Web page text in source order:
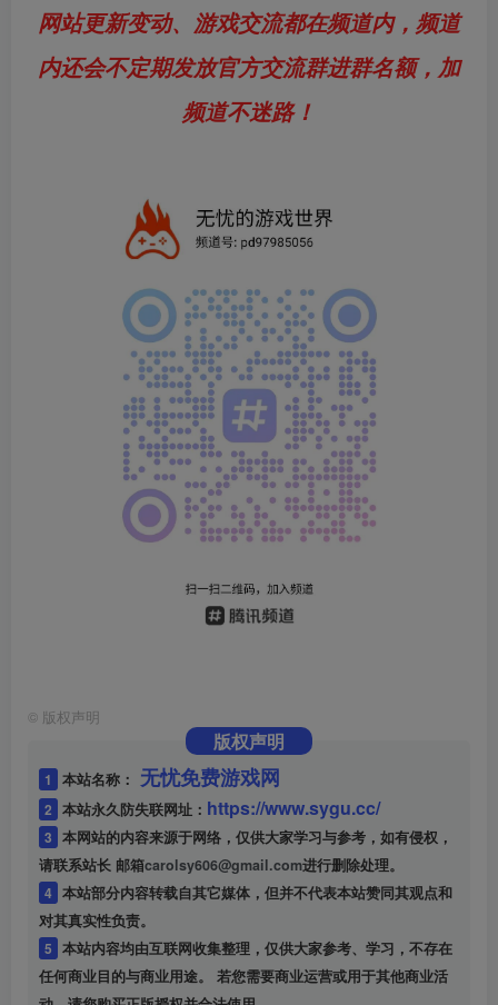
网站更新变动、游戏交流都在频道内，频道
内还会不定期发放官方交流群进群名额，加
频道不迷路！
© 版权声明
版权声明
1 本站名称： 无忧免费游戏网
2 本站永久防失联网址： https://www.sygu.cc/
3 本网站的内容来源于网络，仅供大家学习与参考，如有侵权，
请联系站长 邮箱carolsy606@gmail.com进行删除处理。
4 本站部分内容转载自其它媒体，但并不代表本站赞同其观点和
对其真实性负责。
5
任何商业目的与商业用途。 若您需要商业运营或用于其他商业活